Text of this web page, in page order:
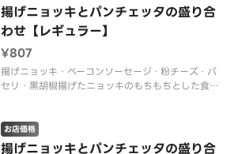
揚げニョッキとパンチェッタの盛り合
わせ【レギュラー】
¥807
揚げニョッキ・ベーコンソーセージ・粉チーズ・パ
セリ・黒胡椒揚げたニョッキのもちもちとした食感
揚げニョッキとパンチェッタの盛り合
お店価格